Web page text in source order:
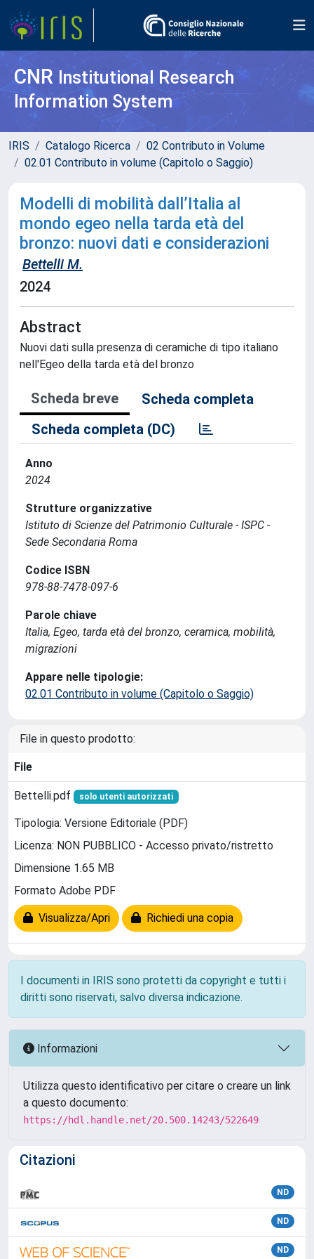
CNR Institutional Research
Information System
IRIS Catalogo Ricerca
02 Contributo in Volume
02.01 Contributo in volume (Capitolo o Saggio)
Modelli di mobilità dall’Italia al
mondo egeo nella tarda età del
bronzo: nuovi dati e considerazioni
Bettelli M.
2024
Abstract
Nuovi dati sulla presenza di ceramiche di tipo italiano
nell'Egeo della tarda età del bronzo
Scheda breve
Scheda completa
Scheda completa (DC)
Anno
2024
Strutture organizzative
Istituto di Scienze del Patrimonio Culturale - ISPC -
Sede Secondaria Roma
Codice ISBN
978-88-7478-097-6
Parole chiave
Italia, Egeo, tarda età del bronzo, ceramica, mobilità,
migrazioni
Appare nelle tipologie:
02.01 Contributo in volume (Capitolo o Saggio)
File in questo prodotto:
File
Bettelli.pdf solo utenti autorizzati
Tipologia: Versione Editoriale (PDF)
Licenza: NON PUBBLICO - Accesso privato/ristretto
Dimensione 1.65 MB
Formato Adobe PDF
Visualizza/Apri Richiedi una copia
I documenti in IRIS sono protetti da copyright e tutti i
diritti sono riservati, salvo diversa indicazione.
Informazioni
Utilizza questo identificativo per citare o creare un link
a questo documento:
https://hdl.handle.net/20.500.14243/522649
Citazioni
ND
ND
ND